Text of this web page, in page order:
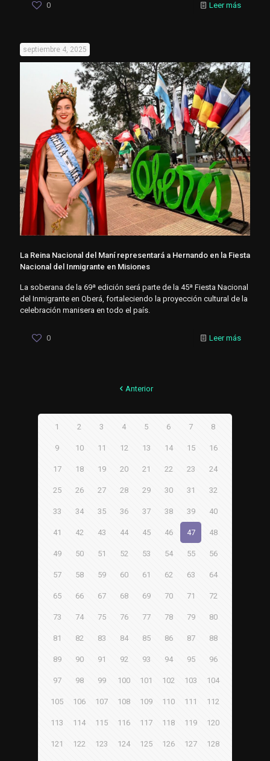
0 Leer más
septiembre 4, 2025
La Reina Nacional del Maní representará a Hernando en la Fiesta
Nacional del Inmigrante en Misiones
La soberana de la 69ª edición será parte de la 45ª Fiesta Nacional
del Inmigrante en Oberá, fortaleciendo la proyección cultural de la
celebración manisera en todo el país.
0 Leer más
Anterior
1 2 3 4 5 6 7 8
9 10 11 12 13 14 15 16
17 18 19 20 21 22 23 24
25 26 27 28 29 30 31 32
33 34 35 36 37 38 39 40
41 42 43 44 45 46 47 48
49 50 51 52 53 54 55 56
57 58 59 60 61 62 63 64
65 66 67 68 69 70 71 72
73 74 75 76 77 78 79 80
81 82 83 84 85 86 87 88
89 90 91 92 93 94 95 96
97 98 99 100 101 102 103 104
105 106 107 108 109 110 111 112
113 114 115 116 117 118 119 120
121 122 123 124 125 126 127 128